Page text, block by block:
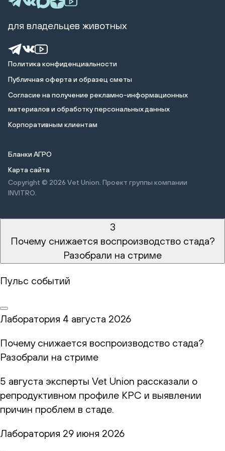
Политика конфиденциальности
Публичная оферта и образец сметы
Cогласие на получение рекламно-информационных
материалов и обработку персональных данных
Корпоративным клиентам
Бланки АГРО
Карта сайта
Copyright © 2026 Vet Union. Проект группы компании
INVITRO.
для владельцев животных
3
Почему снижается воспроизводство стада?
Разобрали на стриме
Пульс событий
Лаборатория 4 августа 2026
Почему снижается воспроизводство стада?
Разобрали на стриме
5 августа эксперты Vet Union рассказали о
репродуктивном профиле КРС и выявлении
причин проблем в стаде.
Лаборатория 29 июня 2026